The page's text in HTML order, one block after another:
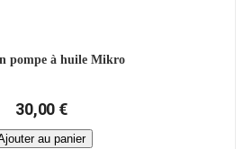
pompe à huile Mikro
30,00 €
au panier